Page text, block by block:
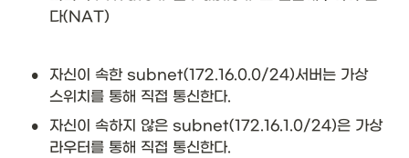
다(NAT)
•
자신이 속한 subnet(172.16.0.0/24)서버는 가상
스위치를 통해 직접 통신한다.
•
자신이 속하지 않은 subnet(172.16.1.0/24)은 가상
라우터를 통해 직접 통신한다.